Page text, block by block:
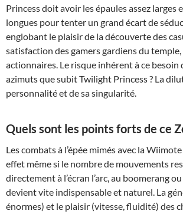
Princess doit avoir les épaules assez larges
longues pour tenter un grand écart de
englobant le plaisir de la découverte des
satisfaction des gamers gardiens du
actionnaires. Le risque inhérent à ce
azimuts que subit Twilight Princess ? La
personnalité et de sa singularité.
Quels sont les points forts de ce
Les combats à l’épée mimés avec la
effet même si le nombre de mouvements
directement à l’écran l’arc, au boomerang
devient vite indispensable et naturel. La
énormes) et le plaisir (vitesse, fluidité) des